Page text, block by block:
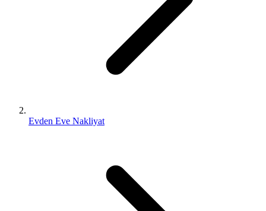
Evden Eve Nakliyat